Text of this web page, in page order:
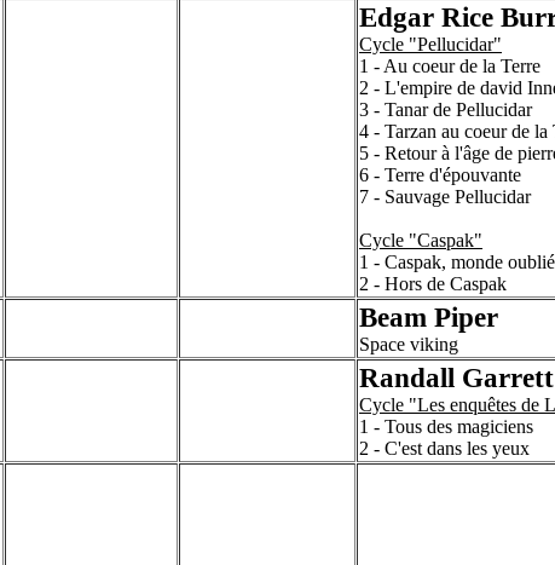
Edgar Rice
Cycle "Pellucidar"
1 - Au coeur de la Terre
2 - L'empire de david
3 - Tanar de Pellucidar
4 - Tarzan au coeur de la
5 - Retour à l'âge de
6 - Terre d'épouvante
7 - Sauvage Pellucidar
Cycle "Caspak"
1 - Caspak, monde oublié
2 - Hors de Caspak
Beam Piper
Space viking
Randall Garrett
Cycle "Les enquêtes de
1 - Tous des magiciens
2 - C'est dans les yeux